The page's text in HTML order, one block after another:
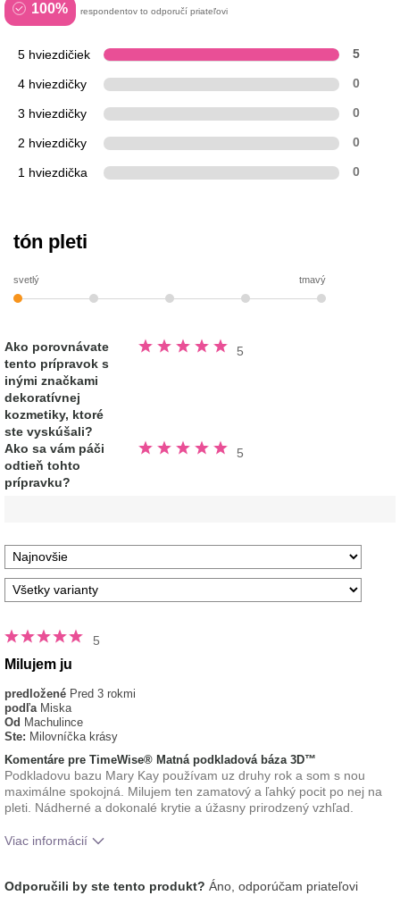
100% respondentov to odporučí priateľovi
5 hviezdičiek 5
4 hviezdičky 0
3 hviezdičky 0
2 hviezdičky 0
1 hviezdička 0
tón pleti
svetlý tmavý
Ako porovnávate
tento prípravok s
inými značkami
dekoratívnej
kozmetiky, ktoré
ste vyskúšali?
5
Hodnotené
5.0
Ako sa vám páči
odtieň tohto
prípravku?
5
Hodnotené
5.0
5
Milujem ju
predložené Pred 3 rokmi
podľa Miska
Od Machulince
Ste: Milovníčka krásy
Komentáre pre TimeWise® Matná podkladová báza 3D™
Podkladovu bazu Mary Kay používam uz druhy rok a som s nou
maximálne spokojná. Milujem ten zamatový a ľahký pocit po nej na
pleti. Nádherné a dokonalé krytie a úžasny prirodzený vzhľad.
Viac informácií
Ako sa vám páči odtieň tohto prípravku?
Odporučili by ste tento produkt? Áno, odporúčam priateľovi